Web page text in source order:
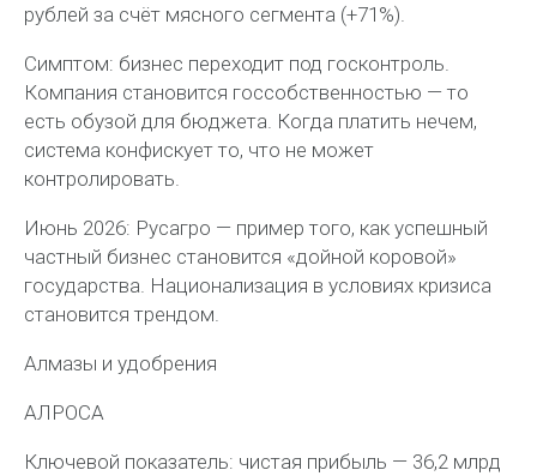
рублей за счёт мясного сегмента (+71%).
Симптом: бизнес переходит под госконтроль.
Компания становится госсобственностью — то
есть обузой для бюджета. Когда платить нечем,
система конфискует то, что не может
контролировать.
Июнь 2026: Русагро — пример того, как успешный
частный бизнес становится «дойной коровой»
государства. Национализация в условиях кризиса
становится трендом.
Алмазы и удобрения
АЛРОСА
Ключевой показатель: чистая прибыль — 36,2 млрд